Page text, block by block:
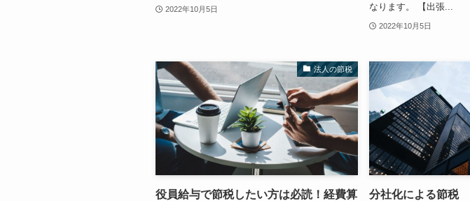
2022年10月5日
なります。 【出張...
2022年10月5日
法人の節税
役員給与で節税したい方は必読！経費算
分社化による節税